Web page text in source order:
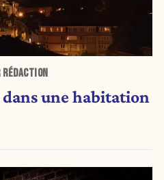
une habitation